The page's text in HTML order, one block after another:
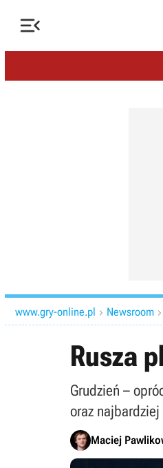

www.gry-online.pl  Newsroom 
Rusza
Grudzień –
oraz
Maciej